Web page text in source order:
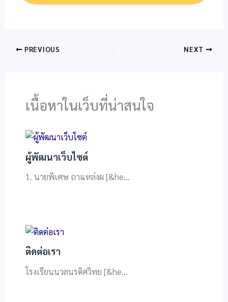
PREVIOUS NEXT
เนื้อหาในเว็บที่น่าสนใจ
ผู้พัฒนาเว็บไซต์
1. นายพิเศษ ถาแหล่งผ [&he…
ติดต่อเรา
โรงเรียนนวลนรดิศวิทย [&he…